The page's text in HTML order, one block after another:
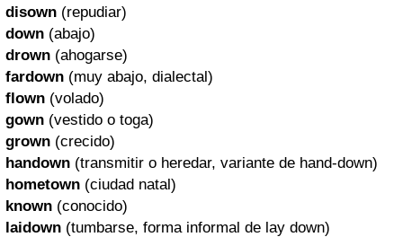
disown (repudiar)
down (abajo)
drown (ahogarse)
fardown (muy abajo, dialectal)
flown (volado)
gown (vestido o toga)
grown (crecido)
handown (transmitir o heredar, variante de hand-down)
hometown (ciudad natal)
known (conocido)
laidown (tumbarse, forma informal de lay down)